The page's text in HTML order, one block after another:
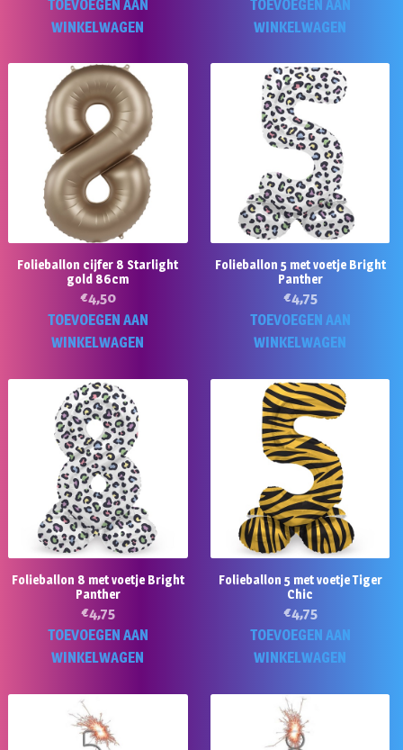
TOEVOEGEN AAN
WINKELWAGEN
TOEVOEGEN AAN
WINKELWAGEN
Folieballon cijfer 8 Starlight
gold 86cm
€4,50
TOEVOEGEN AAN
WINKELWAGEN
Folieballon 5 met voetje Bright
Panther
€4,75
TOEVOEGEN AAN
WINKELWAGEN
Folieballon 8 met voetje Bright
Panther
€4,75
TOEVOEGEN AAN
WINKELWAGEN
Folieballon 5 met voetje Tiger
Chic
€4,75
TOEVOEGEN AAN
WINKELWAGEN